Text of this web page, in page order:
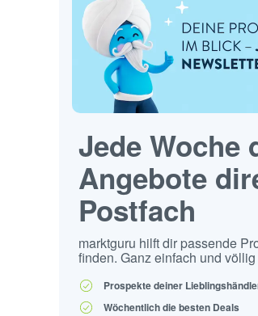
Jede Woche
Angebote
Postfach
marktguru hilft dir passende
finden. Ganz einfach und
Prospekte deiner
Wöchentlich die besten Deals